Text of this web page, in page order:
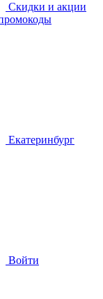
Скидки и акции
Екатеринбург
Войти